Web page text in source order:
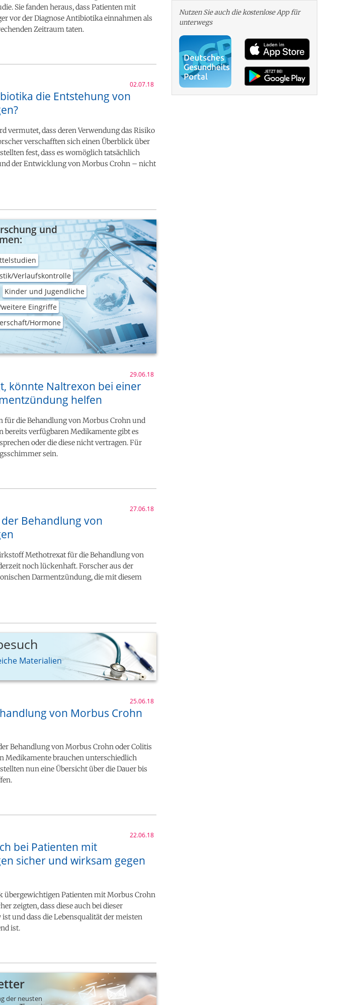
Sie fanden heraus, dass Patienten mit
vor der Diagnose Antibiotika einnahmen als
Zeitraum taten.
02.07.18
die Entstehung von
vermutet, dass deren Verwendung das Risiko
verschafften sich einen Überblick über
fest, dass es womöglich tatsächlich
der Entwicklung von Morbus Crohn – nicht
und
Verlaufskontrolle
Kinder und Jugendliche
Eingriffe
Hormone
29.06.18
könnte Naltrexon bei einer
helfen
die Behandlung von Morbus Crohn und
bereits verfügbaren Medikamente gibt es
oder die diese nicht vertragen. Für
sein.
27.06.18
Behandlung von
Methotrexat für die Behandlung von
noch lückenhaft. Forscher aus der
Darmentzündung, die mit diesem
Materialien
25.06.18
von Morbus Crohn
Behandlung von Morbus Crohn oder Colitis
Medikamente brauchen unterschiedlich
nun eine Übersicht über die Dauer bis
22.06.18
bei Patienten mit
sicher und wirksam gegen
übergewichtigen Patienten mit Morbus Crohn
zeigten, dass diese auch bei dieser
und dass die Lebensqualität der meisten
ist.
der neusten
Nutzen Sie auch die kosten­lose App für
unterwegs